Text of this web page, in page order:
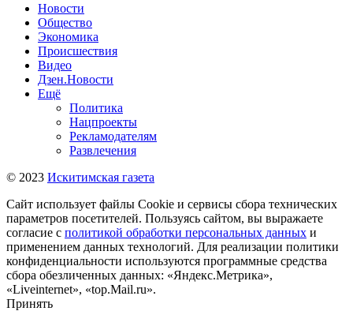
Новости
Общество
Экономика
Происшествия
Видео
Дзен.Новости
Ещё
Политика
Нацпроекты
Рекламодателям
Развлечения
© 2023 Искитимская газета
Сайт использует файлы Cookie и сервисы сбора технических
параметров посетителей. Пользуясь сайтом, вы выражаете
согласие с политикой обработки персональных данных и
применением данных технологий. Для реализации политики
конфиденциальности используются программные средства
сбора обезличенных данных: «Яндекс.Метрика»,
«Liveinternet», «top.Mail.ru».
Принять